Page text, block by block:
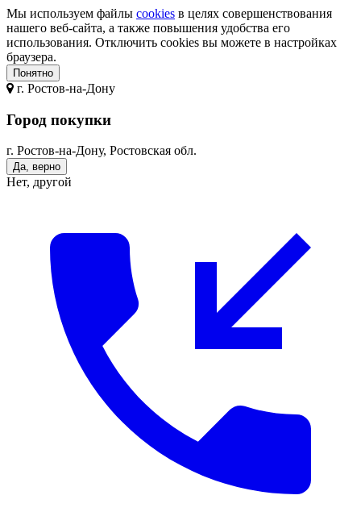
Мы используем файлы cookies в целях совершенствования
нашего веб-сайта, а также повышения удобства его
использования. Отключить cookies вы можете в настройках
браузера.
Понятно
г. Ростов-на-Дону
Город покупки
г. Ростов-на-Дону, Ростовская обл.
Да, верно
Нет, другой